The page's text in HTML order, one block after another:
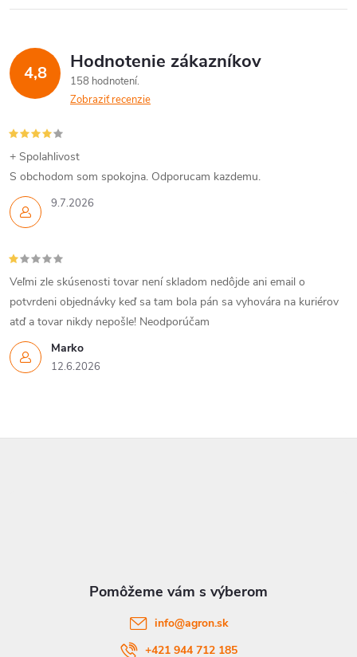
4,8 Hodnotenie zákazníkov
158 hodnotení
Zobraziť recenzie
9.7.2026
+ Spolahlivost
S obchodom som spokojna. Odporucam kazdemu.
Marko
12.6.2026
Veľmi zle skúsenosti tovar není skladom nedôjde ani email o
potvrdeni objednávky keď sa tam bola pán sa vyhovára na kuriérov
atď a tovar nikdy nepošle! Neodporúčam
info@agron.sk
+421 944 712 185